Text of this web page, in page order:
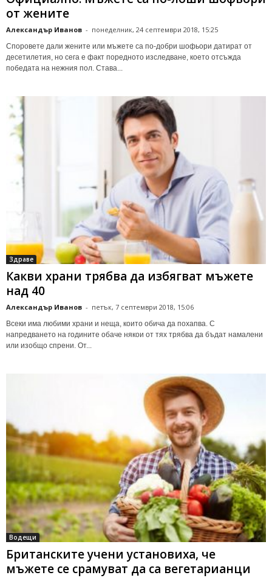
от жените
Александър Иванов - понеделник, 24 септември 2018, 15:25
Споровете дали жените или мъжете са по-добри шофьори датират от
десетилетия, но сега е факт поредното изследване, което отсъжда
победата на нежния пол. Става...
Здраве
Какви храни трябва да избягват мъжете
над 40
Александър Иванов - петък, 7 септември 2018, 15:06
Всеки има любими храни и неща, които обича да похапва. С
напредването на годините обаче някои от тях трябва да бъдат намалени
или изобщо спрени. От...
Водещи
Британските учени установиха, че
мъжете се срамуват да са вегетарианци